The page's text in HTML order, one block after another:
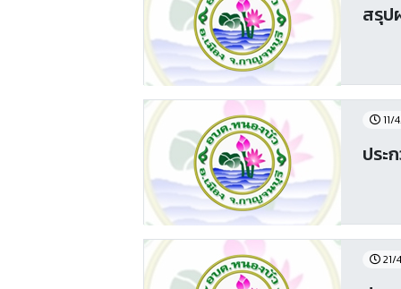
สรุป
11/
ประ
21/